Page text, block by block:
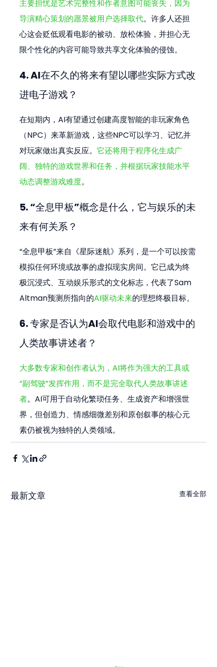
主要担忧是艺术完整性和作者意图可能丧失，因为
导演精心策划的愿景被用户选择取代。许多人还担
心这会贬低观看电影的被动、放松体验，并担心无
限个性化的内容可能导致共享文化体验的侵蚀。
4. AI在不久的将来有望以哪些实际方式改
进电子游戏？
在短期内，AI有望通过创建高度智能的非玩家角色
（NPC）来革新游戏，这些NPC可以学习、记忆并
对玩家做出真实反应。它还将用于程序化生成广
阔、独特的游戏世界和任务，并根据玩家技能水平
动态调整游戏难度。
5. “全息甲板”概念是什么，它与娱乐的未
来有何关系？
“全息甲板”来自《星际迷航》系列，是一个可以按需
模拟任何环境或故事的虚拟现实房间。它已成为终
极沉浸式、互动娱乐形式的文化标志，代表了Sam
Altman预测所指向的AI驱动未来的理想终极目标。
6. 专家是否认为AI会取代电影和游戏中的
人类故事讲述者？
大多数专家和创作者认为，AI将作为强大的工具或
“副驾驶”发挥作用，而不是完全取代人类故事讲述
者。AI可用于自动化繁琐任务、生成资产和增强世
界，但创造力、情感细微差别和原创叙事的核心元
素仍被视为独特的人类领域。
最新文章 查看全部